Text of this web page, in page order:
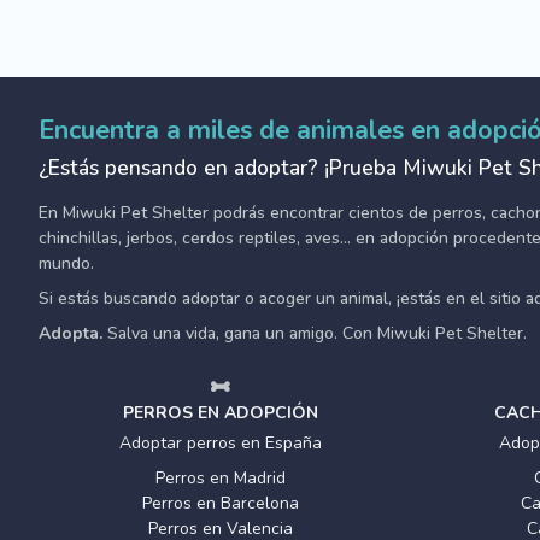
Encuentra a miles de animales en
¿Estás pensando en adoptar? ¡Prueba Miwuki Pet
En Miwuki Pet Shelter podrás encontrar cientos de perros,
chinchillas, jerbos, cerdos reptiles, aves... en adopción
mundo.
Si estás buscando adoptar o acoger un animal, ¡estás en el sitio
Adopta. Salva una vida, gana un amigo. Con Miwuki Pet Shelter.
PERROS EN ADOPCIÓN
Adoptar perros en España
Perros en Madrid
Perros en Barcelona
Perros en Valencia